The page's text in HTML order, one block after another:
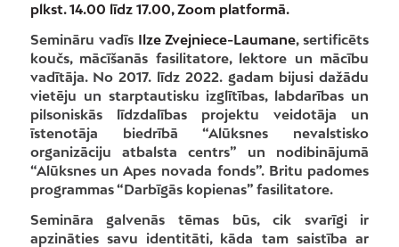
plkst. 14.00 līdz 17.00, Zoom platformā.
Semināru vadīs Ilze Zvejniece-Laumane, sertificēts
koučs, mācīšanās fasilitatore, lektore un mācību
vadītāja. No 2017. līdz 2022. gadam bijusi dažādu
vietēju un starptautisku izglītības, labdarības un
pilsoniskās līdzdalības projektu veidotāja un
īstenotāja biedrībā “Alūksnes nevalstisko
organizāciju atbalsta centrs” un nodibinājumā
“Alūksnes un Apes novada fonds”. Britu padomes
programmas “Darbīgās kopienas” fasilitatore.
Semināra galvenās tēmas būs, cik svarīgi ir
apzināties savu identitāti, kāda tam saistība ar